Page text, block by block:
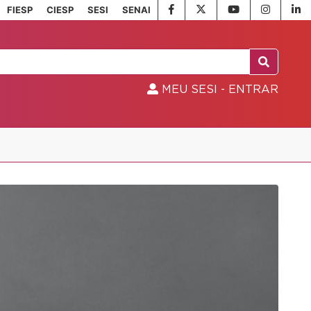
FIESP CIESP SESI SENAI
MEU SESI - ENTRAR